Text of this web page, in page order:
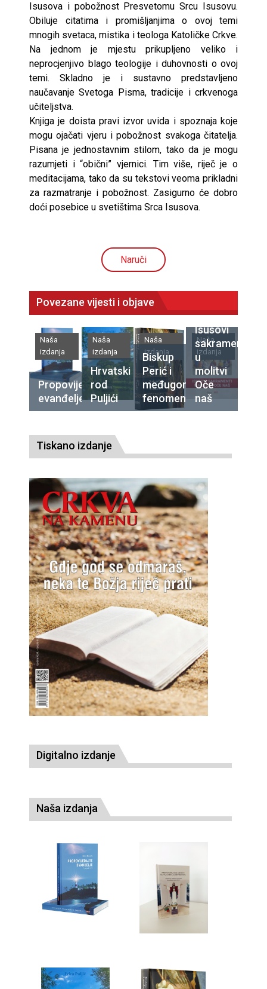
Isusova i pobožnost Presvetomu Srcu Isusovu.
Obiluje citatima i promišljanjima o ovoj temi
mnogih svetaca, mistika i teologa Katoličke Crkve.
Na jednom je mjestu prikupljeno veliko i
neprocjenjivo blago teologije i duhovnosti o ovoj
temi. Skladno je i sustavno predstavljeno
naučavanje Svetoga Pisma, tradicije i crkvenoga
učiteljstva.
Knjiga je doista pravi izvor uvida i spoznaja koje
mogu ojačati vjeru i pobožnost svakoga čitatelja.
Pisana je jednostavnim stilom, tako da je mogu
razumjeti i “obični” vjernici. Tim više, riječ je o
meditacijama, tako da su tekstovi veoma prikladni
za razmatranje i pobožnost. Zasigurno će dobro
doći posebice u svetištima Srca Isusova.
Naruči
Povezane vijesti i objave
Naša
izdanja
Propovijedajte
evanđelje
Naša
izdanja
Hrvatski
rod
Puljići
Naša
izdanja
Biskup
Perić i
međugorski
fenomen
Naša
izdanja
Isusovi
sakramenti
u
molitvi
Oče
naš
Tiskano izdanje
Digitalno izdanje
Naša izdanja